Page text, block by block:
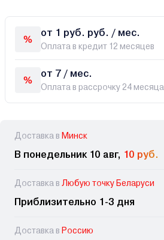
от 1 руб. руб. / мес.
Оплата в кредит 12 месяцев
от 7 / мес.
Оплата в рассрочку 24 месяца
Доставка в Минск
В понедельник 10 авг, 10 руб.
Доставка в Любую точку Беларуси
Приблизительно 1-3 дня
Доставка в Россию